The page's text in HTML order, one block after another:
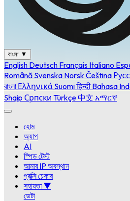
বাংলা ▼
English Deutsch Français Italiano
Română Svenska NorskČeština
বাংলা Ελληνικά Suomiहिन्दी Bahasa
Shqip Српски Türkçe中文 አማርኛ
হোম
অ্যাপ
AI
স্পিড টেস্ট
আমার IP অবস্থান
প্রক্সি চেকার
সহায়তা ▼
ডেটা